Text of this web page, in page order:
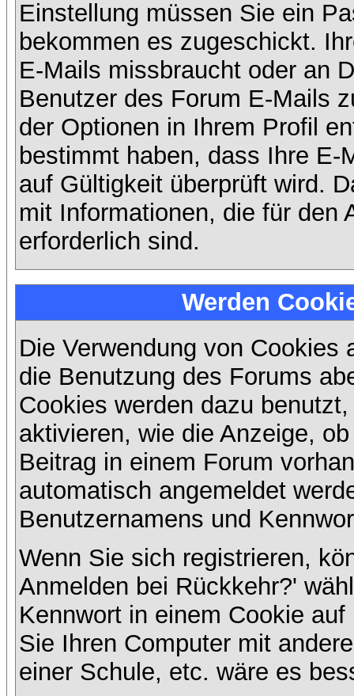
Einstellung müssen Sie ein
bekommen es zugeschickt.
E-Mails missbraucht oder an
Benutzer des Forum E-Mails
der Optionen in Ihrem Profil
bestimmt haben, dass Ihre E-
auf Gültigkeit überprüft wird.
mit Informationen, die für den
erforderlich sind.
Werden
Die Verwendung von
die Benutzung des Forums
Cookies werden dazu
aktivieren, wie die Anzeige,
Beitrag in einem Forum
automatisch angemeldet
Benutzernamens und
Wenn Sie sich registrieren,
Anmelden bei Rückkehr?'
Kennwort in einem Cookie
Sie Ihren Computer mit
einer Schule, etc. wäre es